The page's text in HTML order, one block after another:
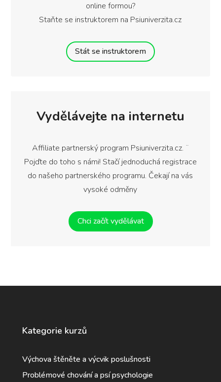
online formou?
Staňte se instruktorem na Psiuniverzita.cz
Stát se instruktorem
Vydělávejte na internetu
Affiliate partnerský program Psiuniverzita.cz. ¨
Pojďte do toho s námi! Stačí jednoduchá registrace
do našeho partnerského programu. Čekají na vás
vysoké odměny
Chci začít vydělávat
Kategorie kurzů
Výchova štěněte a výcvik poslušnosti
Problémové chování a psí psychologie